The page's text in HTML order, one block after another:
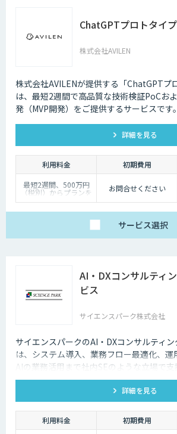
ChatGPTプロトタイ
株式会社AVILEN
株式会社AVILENが提供する「ChatGPTプ
は、最短2週間で高品質な技術検証PoCお
発（MVP開発）をご提供するサービスです。
詳細を見る
利用料金 初期費用
最短2週間、500万円
（税別）からプランを
ご用意しております。
お問合せください
サービス選択
AI・DXコンサルティ
ビス
サイエンスパーク株式会社
サイエンスパークのAI・DXコンサルティ
は、システム導入、業務フロー最適化、
AIの業務活用まで社内SEのような立場で
ンサルティング、生成AIシステム開発、
開発まで、企画から開発・運用まで一貫し
詳細を見る
利用料金 初期費用